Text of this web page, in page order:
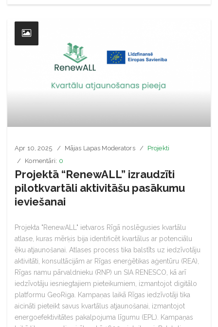
Apr 10, 2025 Mājas Lapas Moderators
Projekti
Komentāri: 0
Projektā “RenewALL” izraudzīti
pilotkvartāli aktivitāšu pasākumu
ieviešanai
Projekta "RenewALL" ietvaros Rīgā noslēgusies kvartālu
atlase, kuras mērķis bija identificēt kvartālus ar potenciālu
ēku atjaunošanai. Atlases process tika balstīts uz iedzīvotāju
aktivitāti, konsultācijām ar Rīgas enerģētikas aģentūru (REA),
Rīgas namu pārvaldnieku (RNP) un SIA RENESCO, kā arī
iedzīvotāju iesniegtajiem pieteikumiem, izmantojot digitālo
platformu GeoRiga. Kampaņas laikā Rīgas iedzīvotāji tika
aicināti pieteikt savus kvartālus atjaunošanai, izmantojot
energoefektivitātes pakalpojuma līgumu (EPL). Kampaņas